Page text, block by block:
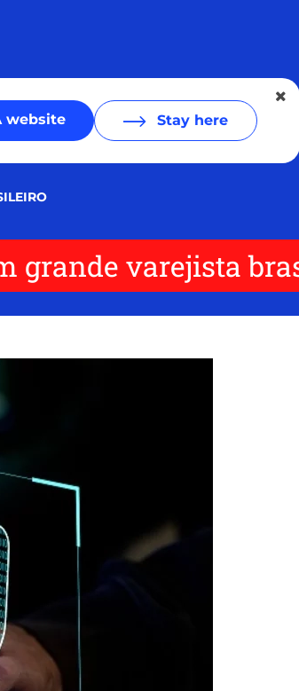
website Stay here
grande varejista